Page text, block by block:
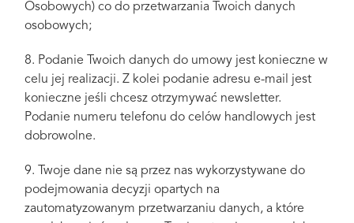
Osobowych) co do przetwarzania Twoich danych
osobowych;
8. Podanie Twoich danych do umowy jest konieczne w
celu jej realizacji. Z kolei podanie adresu e-mail jest
konieczne jeśli chcesz otrzymywać newsletter.
Podanie numeru telefonu do celów handlowych jest
dobrowolne.
9. Twoje dane nie są przez nas wykorzystywane do
podejmowania decyzji opartych na
zautomatyzowanym przetwarzaniu danych, a które